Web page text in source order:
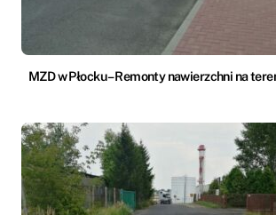
MZD w Płocku – Remonty nawierzchni na